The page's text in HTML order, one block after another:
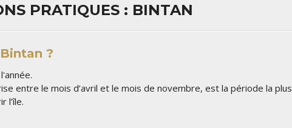
PRATIQUES : BINTAN
?
entre le mois d’avril et le mois de novembre, est la période la plus
l’île.